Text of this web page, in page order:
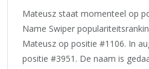
Mateusz staat momenteel op
Name Swiper
Mateusz op positie #1106. In
positie #3951. De naam is